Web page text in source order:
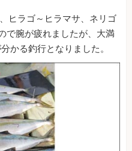
ヒラゴ～ヒラマサ、ネリゴ
で腕が疲れましたが、大満
かる釣行となりました。